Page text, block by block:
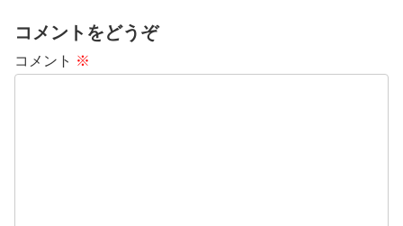
コメントをどうぞ
コメント ※